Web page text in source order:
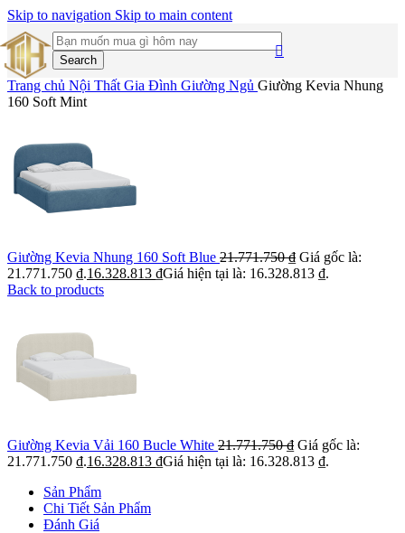
Skip to navigation Skip to main content
Search
Trang chủ Nội Thất Gia Đình Giường Ngủ Giường Kevia Nhung
160 Soft Mint
Giường Kevia Nhung 160 Soft Blue 21.771.750₫ Giá gốc là:
21.771.750 ₫.16.328.813 ₫Giá hiện tại là: 16.328.813 ₫.
Back to products
Giường Kevia Vải 160 Bucle White 21.771.750₫ Giá gốc là:
21.771.750 ₫.16.328.813 ₫Giá hiện tại là: 16.328.813 ₫.
Sản Phẩm
Chi Tiết Sản Phẩm
Đánh Giá